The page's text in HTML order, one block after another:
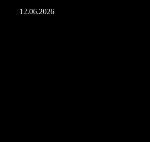
12.06.2026